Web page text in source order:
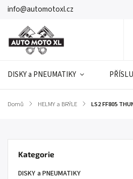
info@automotoxl.cz
DISKY a PNEUMATIKY
Domů / HELMY a BRÝLE / LS2 FF805
Kategorie
DISKY a PNEUMATIKY